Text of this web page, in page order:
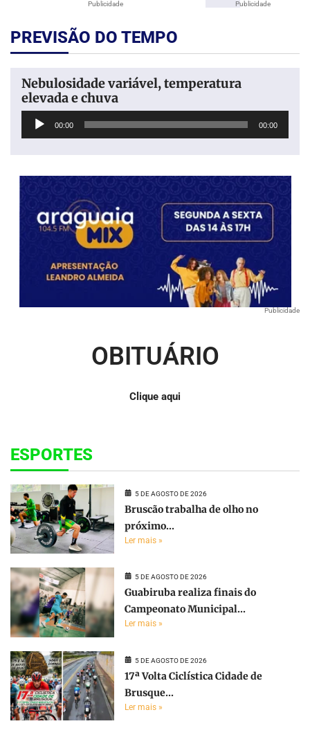
Publicidade Publicidade
PREVISÃO DO TEMPO
Nebulosidade variável, temperatura
elevada e chuva
Tocador
00:00 00:00
Publicidade
OBITUÁRIO
Clique aqui
ESPORTES
5 DE AGOSTO DE 2026
Bruscão trabalha de olho no
próximo...
Ler mais »
5 DE AGOSTO DE 2026
Guabiruba realiza finais do
Campeonato Municipal...
Ler mais »
5 DE AGOSTO DE 2026
17ª Volta Ciclística Cidade de
Brusque...
Ler mais »